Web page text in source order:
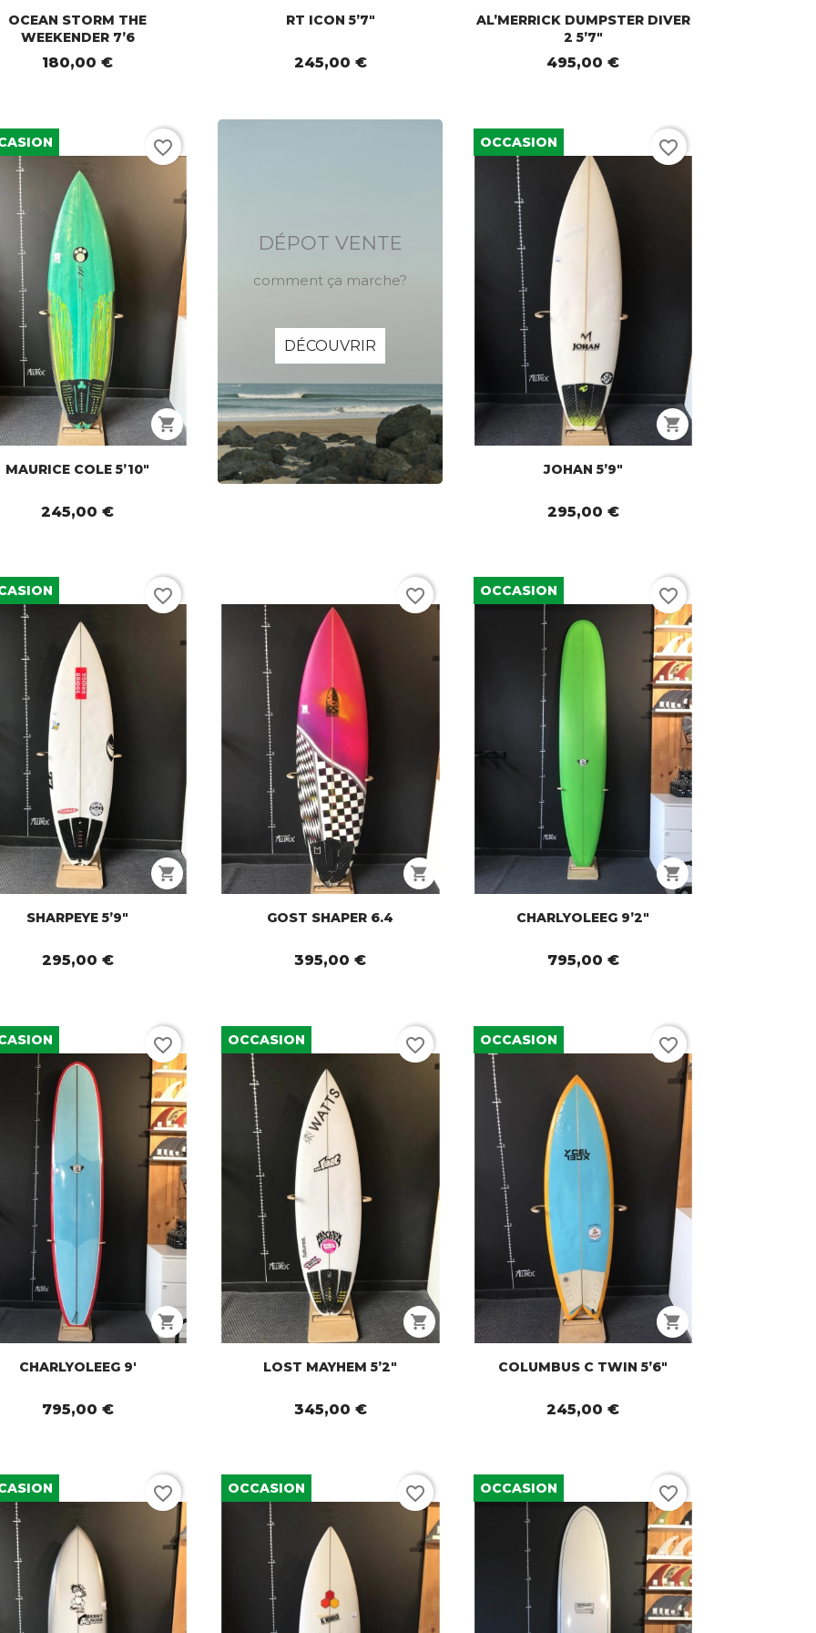
OCEAN STORM THE
WEEKENDER 7’6
180,00 €
RT ICON 5’7"
245,00 €
AL’MERRICK DUMPSTER DIVER
2 5’7"
495,00 €
shopping_cart
MAURICE COLE 5’10"
245,00 €
favorite_border
DÉPOT VENTE
comment ça marche?
DÉCOUVRIR
shopping_cart
JOHAN 5’9"
295,00 €
OCCASION favorite_border
shopping_cart
SHARPEYE 5’9"
295,00 €
favorite_border
shopping_cart
GOST SHAPER 6.4
395,00 €
favorite_border
shopping_cart
CHARLYOLEEG 9’2"
795,00 €
OCCASION favorite_border
shopping_cart
CHARLYOLEEG 9'
795,00 €
favorite_border
shopping_cart
LOST MAYHEM 5’2"
345,00 €
OCCASION favorite_border
shopping_cart
COLUMBUS C TWIN 5’6"
245,00 €
OCCASION favorite_border
favorite_border OCCASION favorite_border OCCASION favorite_border